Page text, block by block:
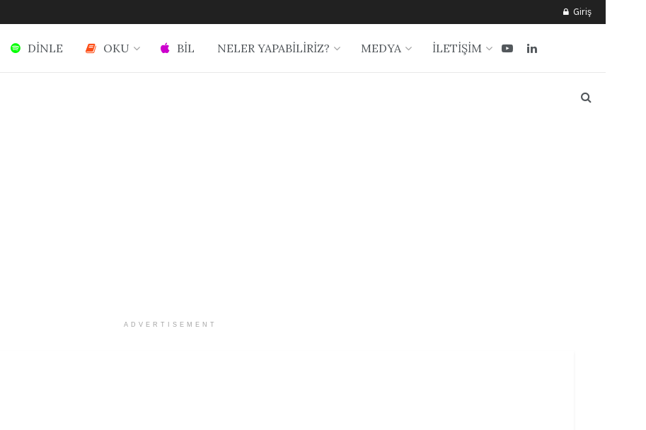
Giriş
DİNLE OKU BİL NELER YAPABİLİRİZ? MEDYA İLETİŞİM
ADVERTISEMENT